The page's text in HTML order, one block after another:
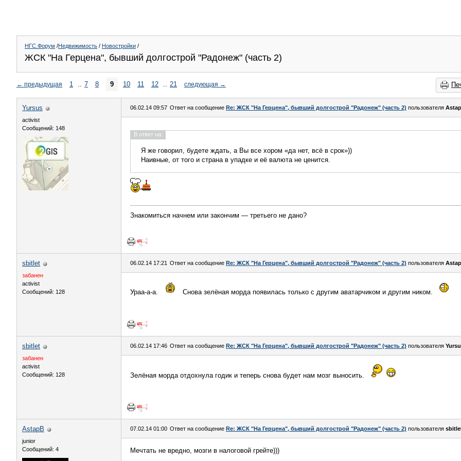
НГС.Форум /Недвижимость / Новостройки /
ЖСК "На Герцена", бывший долгострой "Радонеж" (часть 2)
← предыдущая 1 .. 7 8 9 10 11 12 .. 21 следующая →
Yursus
activist
Сообщений: 148
06.02.14 09:57 Ответ на сообщение Re: ЖСК "На Герцена", бывший долгострой "Радонеж" (часть 2) пользователя
В ответ на:
Я же говорил, будете ждать, а Вы все хором «да нет, всё в срок»))
Наивные, от того и страна в упадке и её валюта не ценится.
Знакомиться начнем или закончим — третьего не дано?
sbitlet
забанен
activist
Сообщений: 128
06.02.14 17:21 Ответ на сообщение Re: ЖСК "На Герцена", бывший долгострой "Радонеж" (часть 2) пользователя
Ураа-а-а. Снова зелёная морда появилась только с другим аватарчиком и другим ником.
sbitlet
забанен
activist
Сообщений: 128
06.02.14 17:46 Ответ на сообщение Re: ЖСК "На Герцена", бывший долгострой "Радонеж" (часть 2) пользователя
Зелёная морда отдохнула годик и теперь снова будет нам мозг выносить.
AstapB
junior
Сообщений: 4
07.02.14 01:00 Ответ на сообщение Re: ЖСК "На Герцена", бывший долгострой "Радонеж" (часть 2) пользователя
Мечтать не вредно, мозги в налоговой грейте)))